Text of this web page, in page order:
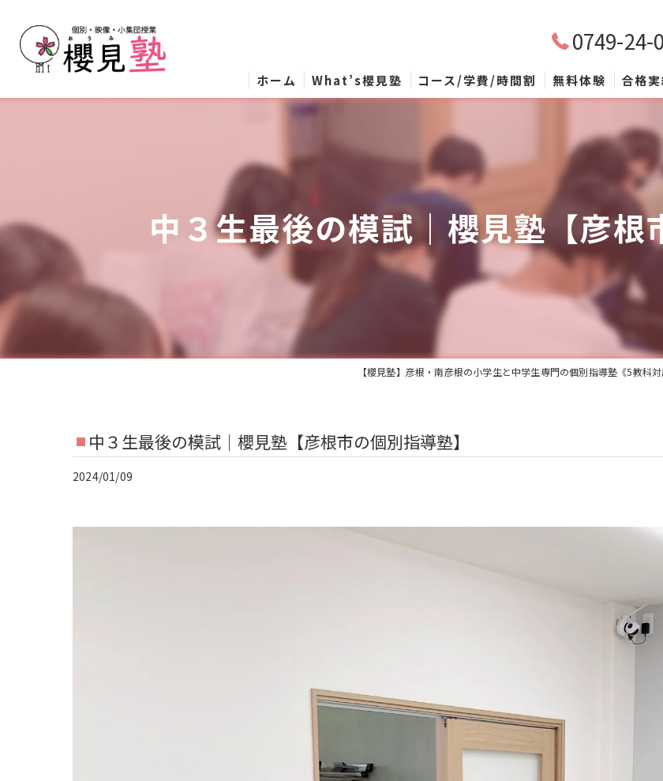
0749-24-
ホーム What’s櫻見塾 コース/学費/時間割
小学生個別指導
中学生個別指導
高校受験個別・小集団指導
自習室
無料体験 合格
中３生最後の模試｜櫻見塾【彦根
【櫻見塾】彦根・南彦根の小学生と中学生専門の個別指導塾《5教科対
中３生最後の模試｜櫻見塾【彦根市の個別指導塾】
2024/01/09